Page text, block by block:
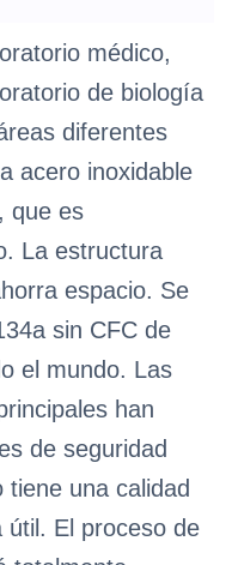
médico,
de biología
diferentes
acero inoxidable
que es
La estructura
espacio. Se
sin CFC de
el mundo. Las
han
de seguridad
una calidad
útil. El proceso de